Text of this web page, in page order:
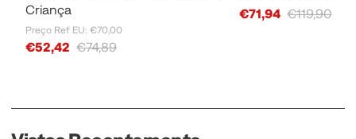
Criança
Preço Ref EU: €70,00
Sale Price
€52,42 €74,89
Sale Price
€71,94 €119,90